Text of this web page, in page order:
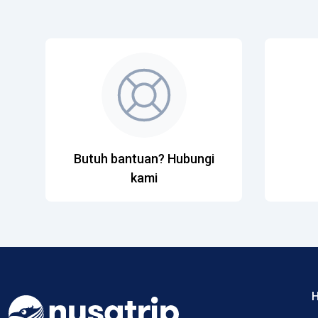
Butuh bantuan? Hubungi
kami